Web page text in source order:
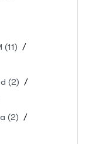
(11)
(2)
(2)